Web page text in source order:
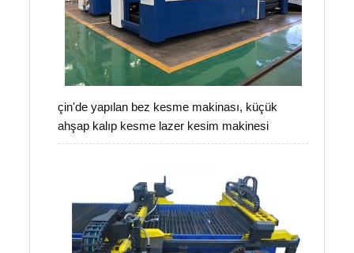
çin'de yapılan bez kesme makinası, küçük
ahşap kalıp kesme lazer kesim makinesi